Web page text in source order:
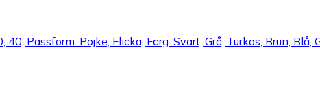
Passform: Pojke, Flicka, Färg: Svart, Grå, Turkos, Brun, Blå,